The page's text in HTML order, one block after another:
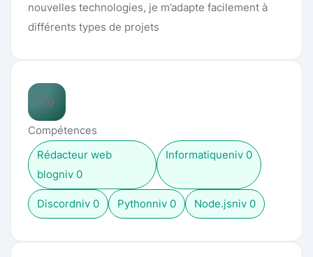
nouvelles technologies, je m’adapte facilement à
différents types de projets
Compétences
Rédacteur web
blogniv 0
Informatiqueniv 0
Discordniv 0 Pythonniv 0 Node.jsniv 0